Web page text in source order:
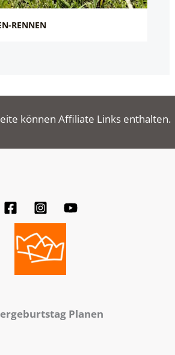
RENNEN
können Affiliate Links enthalten.
Planen